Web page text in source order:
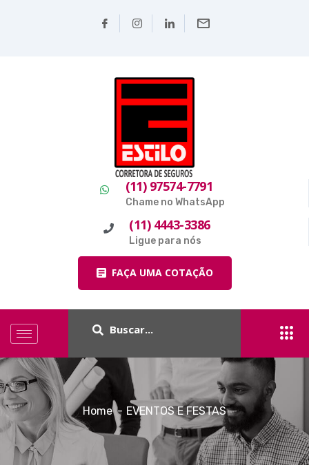
(11) 97574-7791
Chame no WhatsApp
(11) 4443-3386
Ligue para nós
FAÇA UMA COTAÇÃO
Home EVENTOS E FESTAS